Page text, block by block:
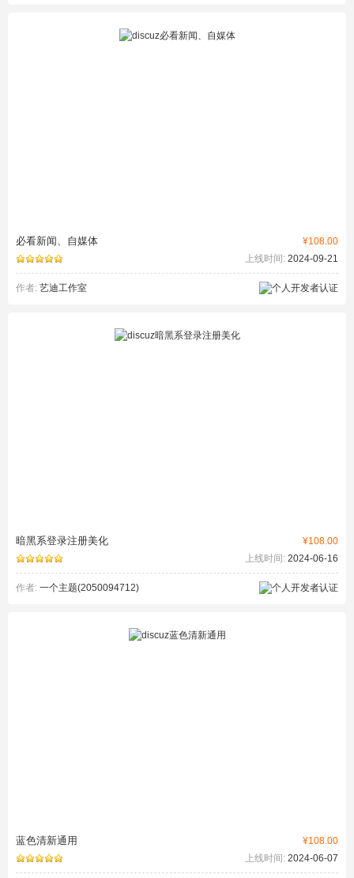
¥108.00
必看新闻、自媒体
上线时间: 2024-09-21
作者: 艺迪工作室
¥108.00
暗黑系登录注册美化
上线时间: 2024-06-16
作者: 一个主题(2050094712)
¥108.00
蓝色清新通用
上线时间: 2024-06-07